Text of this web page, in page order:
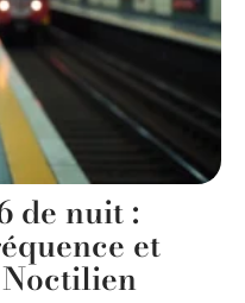
de nuit :
et